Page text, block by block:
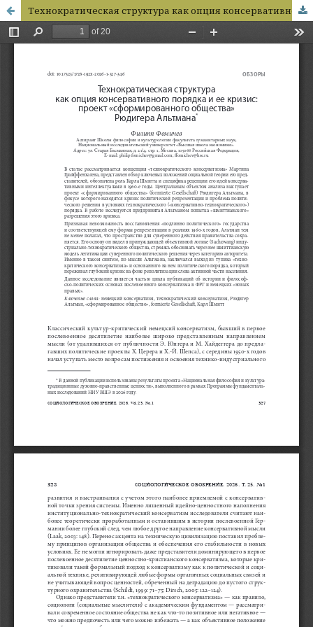
Технократическая структура как опция консервативного порядка и ее кризис: проект «сформированного общества» Рюдигера Альтмана